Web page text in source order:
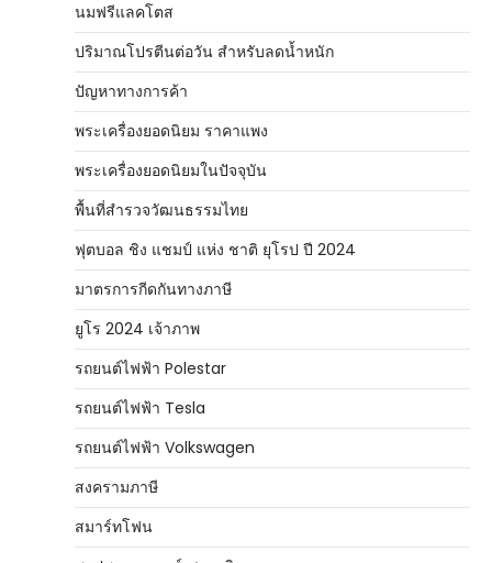
นมฟรีแลคโตส
ปริมาณโปรตีนต่อวัน สำหรับลดน้ำหนัก
ปัญหาทางการค้า
พระเครื่องยอดนิยม ราคาแพง
พระเครื่องยอดนิยมในปัจจุบัน
พื้นที่สำรวจวัฒนธรรมไทย
ฟุตบอล ชิง แชมป์ แห่ง ชาติ ยุโรป ปี 2024
มาตรการกีดกันทางภาษี
ยูโร 2024 เจ้าภาพ
รถยนต์ไฟฟ้า Polestar
รถยนต์ไฟฟ้า Tesla
รถยนต์ไฟฟ้า Volkswagen
สงครามภาษี
สมาร์ทโฟน